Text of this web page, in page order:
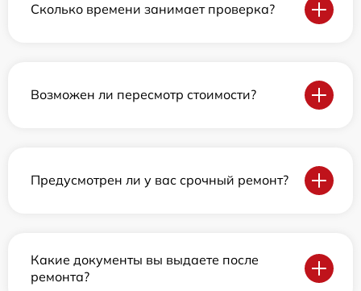
Сколько времени занимает проверка?
Возможен ли пересмотр стоимости?
Предусмотрен ли у вас срочный ремонт?
Какие документы вы выдаете после
ремонта?